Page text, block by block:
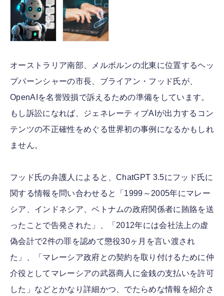
オーストラリア南部、メルボルンの北東に位置するヘッ
プバーンシャーの市長、ブライアン・フッド氏が、
OpenAIを名誉毀損で訴えるための準備をしています。
もし訴訟になれば、ジェネレーティブAIが出力するコン
テンツの不正確性をめぐる世界初の事例になるかもしれ
ません。
フッド氏の弁護人によると、ChatGPT 3.5にフッド氏に
関する情報を問い合わせると「1999～2005年にマレー
シア、インドネシア、ベトナムの政府関係者に賄賂を送
ったことで告発された」、「2012年には会社法上の虚
偽会計で2件の罪を認めて懲役30ヶ月を言い渡され
た」、「マレーシア政府との契約を取り付けるために仲
介役としてマレーシアの武器商人に金銭の支払いを許可
した」などとかなり詳細かつ、でたらめな情報を紹介さ